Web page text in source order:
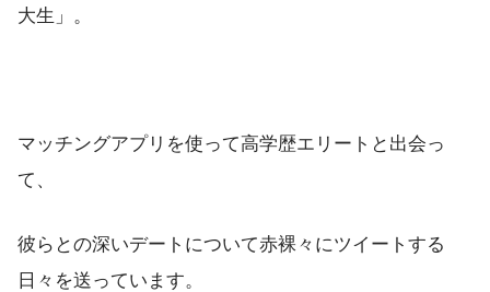
大生」。
マッチングアプリを使って高学歴エリートと出会っ
て、
彼らとの深いデートについて赤裸々にツイートする
日々を送っています。